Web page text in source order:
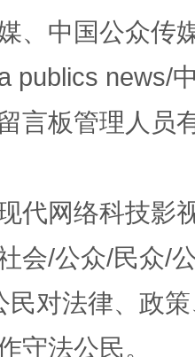
、中国公众传
publics news/
言板管理人员
代网络科技影
会/公众/民众/
民对法律、政
守法公民。